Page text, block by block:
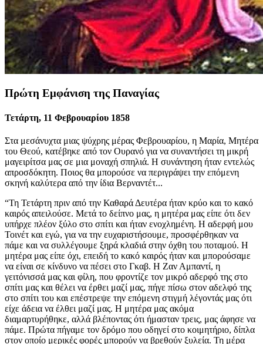
Πρώτη Εμφάνιση της Παναγίας
Τετάρτη, 11 Φεβρουαρίου 1858
Στα μεσάνυχτα μιας ψύχρης μέρας Φεβρουαρίου, η Μαρία, Μητέρα
του Θεού, κατέβηκε από τον Ουρανό για να συναντήσει τη μικρή
μαγειρίτσα μας σε μια μοναχή σπηλιά. Η συνάντηση ήταν εντελώς
απροσδόκητη. Ποιος θα μπορούσε να περιγράψει την επόμενη
σκηνή καλύτερα από την ίδια Βερναντέτ...
“Τη Τετάρτη πριν από την Καθαρά Δευτέρα ήταν κρύο και το κακό
καιρός απειλούσε. Μετά το δείπνο μας, η μητέρα μας είπε ότι δεν
υπήρχε πλέον ξύλο στο σπίτι και ήταν ενοχλημένη. Η αδερφή μου
Τοινέτ και εγώ, για να την ευχαριστήσουμε, προσφέρθηκαν να
πάμε και να συλλέγουμε ξηρά κλαδιά στην όχθη του ποταμού. Η
μητέρα μας είπε όχι, επειδή το κακό καιρός ήταν και μπορούσαμε
να είναι σε κίνδυνο να πέσει στο Γκαβ. Η Ζαν Αμπαντί, η
γειτόνισσά μας και φίλη, που φροντίζε τον μικρό αδερφό της στο
σπίτι μας και θέλει να έρθει μαζί μας, πήγε πίσω στον αδελφό της
στο σπίτι του και επέστρεψε την επόμενη στιγμή λέγοντάς μας ότι
είχε άδεια να έλθει μαζί μας. Η μητέρα μας ακόμα
διαμαρτυρήθηκε, αλλά βλέποντας ότι ήμασταν τρεις, μας άφησε να
πάμε. Πρώτα πήγαμε τον δρόμο που οδηγεί στο κοιμητήριο, δίπλα
στον οποίο μερικές φορές μπορούν να βρεθούν ξυλεία. Τη μέρα